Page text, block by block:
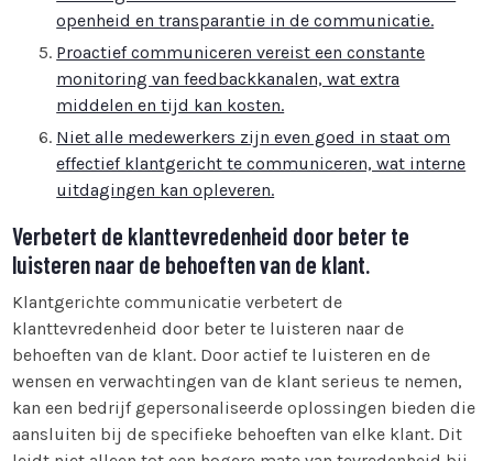
openheid en transparantie in de communicatie.
Proactief communiceren vereist een constante
monitoring van feedbackkanalen, wat extra
middelen en tijd kan kosten.
Niet alle medewerkers zijn even goed in staat om
effectief klantgericht te communiceren, wat interne
uitdagingen kan opleveren.
Verbetert de klanttevredenheid door beter te
luisteren naar de behoeften van de klant.
Klantgerichte communicatie verbetert de
klanttevredenheid door beter te luisteren naar de
behoeften van de klant. Door actief te luisteren en de
wensen en verwachtingen van de klant serieus te nemen,
kan een bedrijf gepersonaliseerde oplossingen bieden die
aansluiten bij de specifieke behoeften van elke klant. Dit